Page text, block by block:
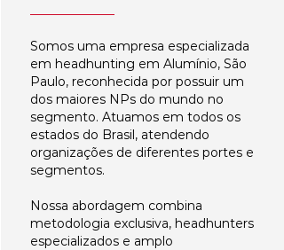
Somos uma empresa especializada
em headhunting em Alumínio, São
Paulo, reconhecida por possuir um
dos maiores NPs do mundo no
segmento. Atuamos em todos os
estados do Brasil, atendendo
organizações de diferentes portes e
segmentos.
Nossa abordagem combina
metodologia exclusiva, headhunters
especializados e amplo